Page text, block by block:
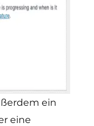
ein
eine